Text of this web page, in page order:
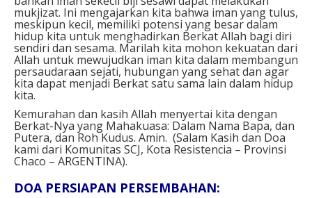
mukjizat. Ini mengajarkan kita bahwa iman yang tulus,
meskipun kecil, memiliki potensi yang besar dalam
hidup kita untuk menghadirkan Berkat Allah bagi diri
sendiri dan sesama. Marilah kita mohon kekuatan dari
Allah untuk mewujudkan iman kita dalam membangun
persaudaraan sejati, hubungan yang sehat dan agar
kita dapat menjadi Berkat satu sama lain dalam hidup
kita.
Kemurahan dan kasih Allah menyertai kita dengan
Berkat-Nya yang Mahakuasa: Dalam Nama Bapa, dan
Putera, dan Roh Kudus. Amin. (Salam Kasih dan Doa
kami dari Komunitas SCJ, Kota Resistencia – Provinsi
Chaco – ARGENTINA).
DOA PERSIAPAN PERSEMBAHAN: